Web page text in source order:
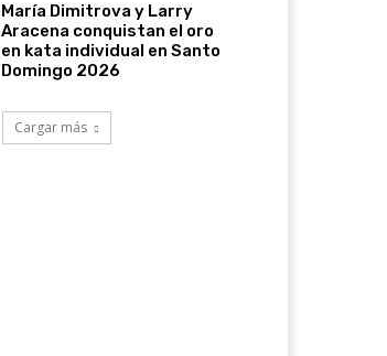
María Dimitrova y Larry
Aracena conquistan el oro
en kata individual en Santo
Domingo 2026
Cargar más